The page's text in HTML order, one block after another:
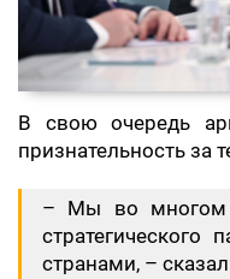
В свою очередь
признательность за
– Мы во многом
стратегического
странами, –